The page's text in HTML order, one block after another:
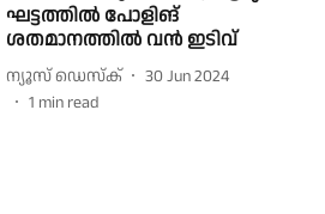
ഘട്ടത്തില്‍ പോളിങ്
ശതമാനത്തില്‍ വന്‍ ഇടിവ്
ന്യൂസ് ഡെസ്ക്
30 Jun 2024
1 min read